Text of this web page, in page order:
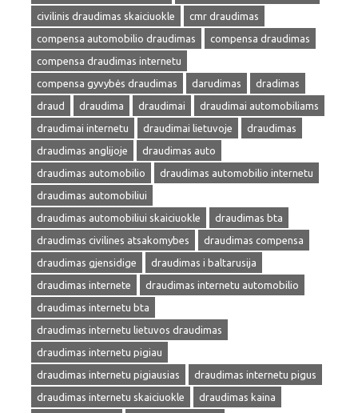
civilinis draudimas skaiciuokle
cmr draudimas
compensa automobilio draudimas
compensa draudimas
compensa draudimas internetu
compensa gyvybės draudimas
darudimas
dradimas
draud
draudima draudimai
draudimai automobiliams
draudimai internetu
draudimai lietuvoje
draudimas
draudimas anglijoje
draudimas auto
draudimas automobilio
draudimas automobilio internetu
draudimas automobiliui
draudimas automobiliui skaiciuokle
draudimas bta
draudimas civilines atsakomybes
draudimas compensa
draudimas gjensidige
draudimas i baltarusija
draudimas internete
draudimas internetu automobilio
draudimas internetu bta
draudimas internetu lietuvos draudimas
draudimas internetu pigiau
draudimas internetu pigiausias
draudimas internetu pigus
draudimas internetu skaiciuokle
draudimas kaina